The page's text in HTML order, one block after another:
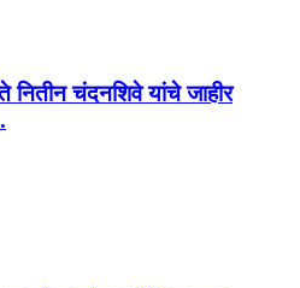
नितीन चंदनशिवे यांचे जाहीर